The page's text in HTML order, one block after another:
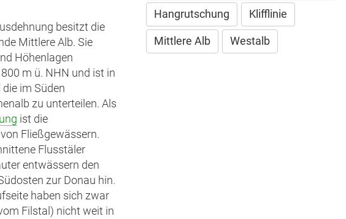
besitzt die
Mittlere Alb. Sie
Höhenlagen
m ü. NHN und ist in
im Süden
zu unterteilen. Als
ist die
Fließgewässern.
Flusstäler
entwässern den
zur Donau hin.
haben sich zwar
Filstal) nicht weit in
Hangrutschung Klifflinie
Mittlere Alb Westalb